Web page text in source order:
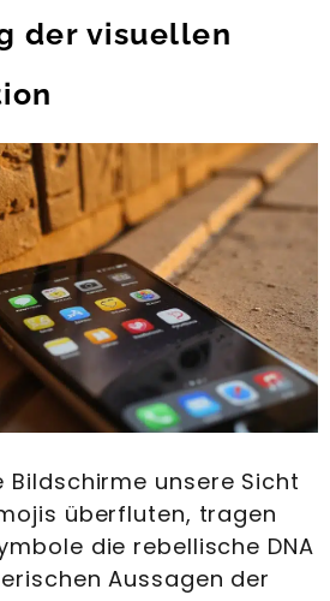
der visuellen
unsere Sicht
überfluten, tragen
die rebellische DNA
Aussagen der